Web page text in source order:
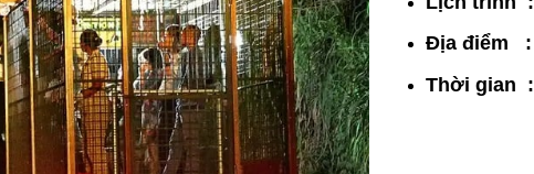
Địa điểm :
Thời gian :